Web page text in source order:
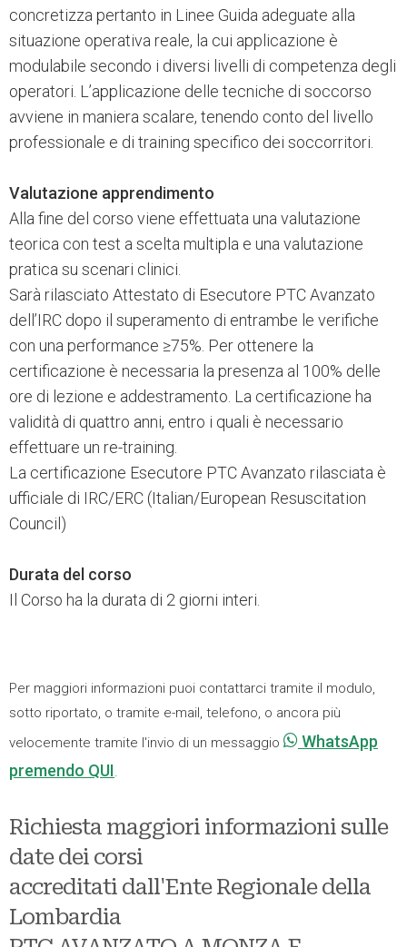
concretizza pertanto in Linee Guida adeguate alla
situazione operativa reale, la cui applicazione è
modulabile secondo i diversi livelli di competenza degli
operatori. L’applicazione delle tecniche di soccorso
avviene in maniera scalare, tenendo conto del livello
professionale e di training specifico dei soccorritori.
Valutazione apprendimento
Alla fine del corso viene effettuata una valutazione
teorica con test a scelta multipla e una valutazione
pratica su scenari clinici.
Sarà rilasciato Attestato di Esecutore PTC Avanzato
dell’IRC dopo il superamento di entrambe le verifiche
con una performance ≥75%. Per ottenere la
certificazione è necessaria la presenza al 100% delle
ore di lezione e addestramento. La certificazione ha
validità di quattro anni, entro i quali è necessario
effettuare un re-training.
La certificazione Esecutore PTC Avanzato rilasciata è
ufficiale di IRC/ERC (Italian/European Resuscitation
Council)
Durata del corso
Il Corso ha la durata di 2 giorni interi.
Per maggiori informazioni puoi contattarci tramite il modulo,
sotto riportato, o tramite e-mail, telefono, o ancora più
velocemente tramite l'invio di un messaggio
WhatsApp
premendo QUI.
Richiesta maggiori informazioni sulle
date dei corsi
accreditati dall'Ente Regionale della
Lombardia